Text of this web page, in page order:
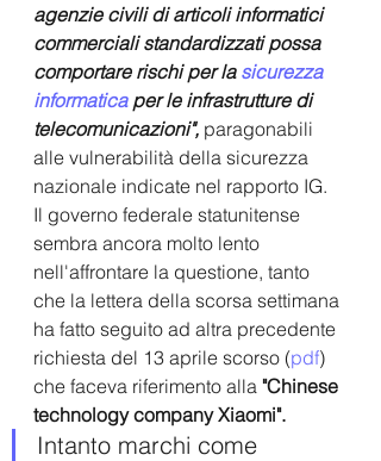
agenzie civili di articoli informatici
commerciali standardizzati possa
comportare rischi per la sicurezza
informatica per le infrastrutture di
telecomunicazioni", paragonabili
alle vulnerabilità della sicurezza
nazionale indicate nel rapporto IG.
Il governo federale statunitense
sembra ancora molto lento
nell'affrontare la questione, tanto
che la lettera della scorsa settimana
ha fatto seguito ad altra precedente
richiesta del 13 aprile scorso (pdf)
che faceva riferimento alla "Chinese
technology company Xiaomi".
Intanto marchi come